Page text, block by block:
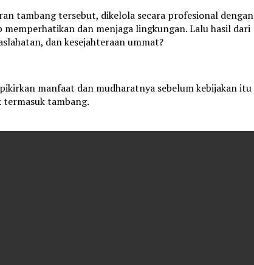
tambang tersebut, dikelola secara profesional dengan
dan menjaga lingkungan. Lalu hasil dari
dan kesejahteraan ummat?
manfaat dan mudharatnya sebelum kebijakan itu
tambang.